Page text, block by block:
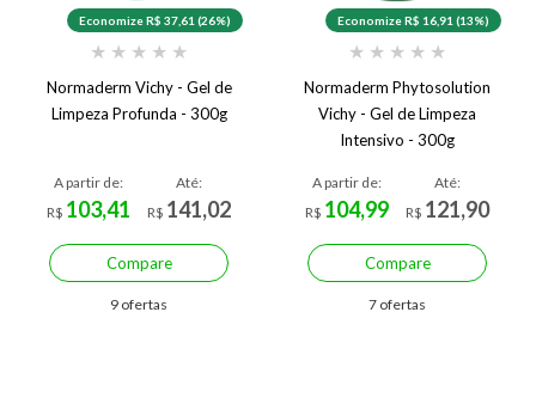
Economize R$ 37,61 (26%)
★ ★ ★ ★ ★
Normaderm Vichy - Gel de
Limpeza Profunda - 300g
A partir de:
R$ 103,41
Até:
R$ 141,02
Compare
9 ofertas
Economize R$ 16,91 (13%)
★ ★ ★ ★ ★
Normaderm Phytosolution
Vichy - Gel de Limpeza
Intensivo - 300g
A partir de:
R$ 104,99
Até:
R$ 121,90
Compare
7 ofertas